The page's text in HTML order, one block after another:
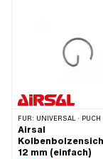
FÜR: UNIVERSAL · PUCH · SACHS · PONY / CILO (BETA 521 & 512) · PIAGGIO · SOLEX · TOMOS · BYE BIKE · ALPA CHOPPER / TURBO · CILO · DKW · FANTIC · GARELLI · HONDA · HERCULES · ILO / JLO · KREIDLER · MALAGUTI · MBK / MOTOBÉCANE · MIELE · SUZUKI · MONARK · PEUGEOT · VICTORIA · YAMAHA
Airsal
12 mm (einfach)